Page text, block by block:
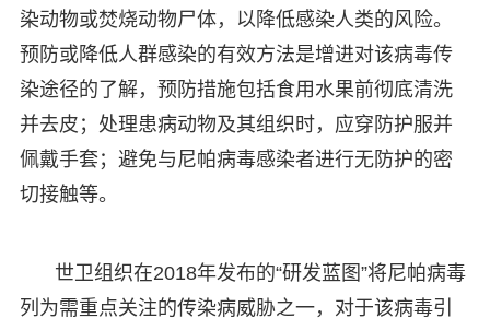
染动物或焚烧动物尸体，以降低感染人类的风险。
预防或降低人群感染的有效方法是增进对该病毒传
染途径的了解，预防措施包括食用水果前彻底清洗
并去皮；处理患病动物及其组织时，应穿防护服并
佩戴手套；避免与尼帕病毒感染者进行无防护的密
切接触等。
世卫组织在2018年发布的“研发蓝图”将尼帕病毒
列为需重点关注的传染病威胁之一，对于该病毒引